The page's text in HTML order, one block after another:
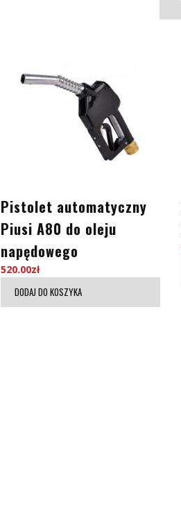
Pistolet automatyczny
Piusi A80 do oleju
napędowego
520.00zł
DODAJ DO KOSZYKA